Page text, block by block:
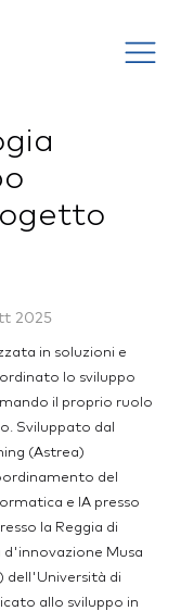
2025
in soluzioni e
lo sviluppo
il proprio ruolo
Sviluppato dal
(Astrea)
del
e IA presso
la Reggia di
Musa
dell'Università di
allo sviluppo in